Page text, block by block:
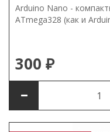
Arduino Nano -
ATmega328 (как и
300 ₽